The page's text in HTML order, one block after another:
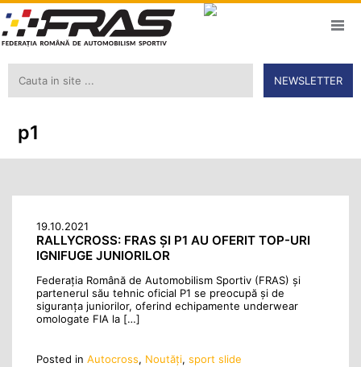
NEWSLETTER
p1
19.10.2021
RALLYCROSS: FRAS ȘI P1 AU OFERIT TOP-URI
IGNIFUGE JUNIORILOR
Federația Română de Automobilism Sportiv (FRAS) și
partenerul său tehnic oficial P1 se preocupă şi de
siguranța juniorilor, oferind echipamente underwear
omologate FIA la […]
Posted in Autocross, Noutăţi, sport slide